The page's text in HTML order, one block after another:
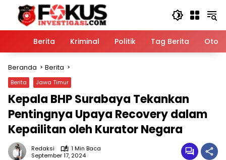
Langsung
konten
HomeBerita Kriminal Politik Tag Berita
Beranda Berita
Berita Jawa Timur
Kepala BHP Surabaya Tekankan
Pentingnya Upaya Recovery dalam
Kepailitan oleh Kurator Negara
Redaksi
1 Min Baca
September 17, 2024